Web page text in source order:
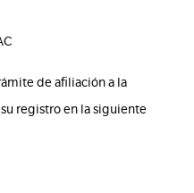
de afiliación a la
registro en la siguiente